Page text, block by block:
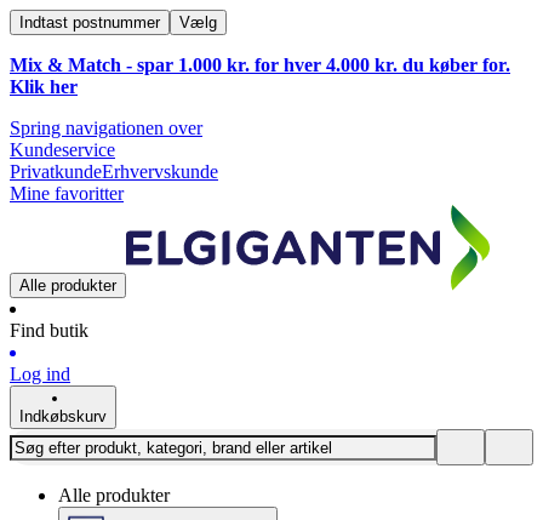
Indtast postnummer Vælg
Mix & Match - spar 1.000 kr. for hver 4.000 kr. du køber for.
Klik her
Spring navigationen over
Kundeservice
PrivatkundeErhvervskunde
Mine favoritter
Alle produkter
Find butik
Log ind
Indkøbskurv
Alle produkter